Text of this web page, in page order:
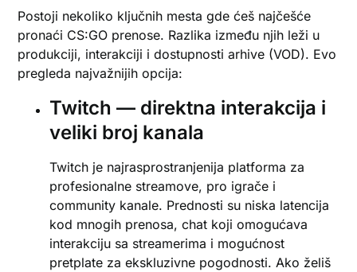
Postoji nekoliko ključnih mesta gde ćeš najčešće
pronaći CS:GO prenose. Razlika između njih leži u
produkciji, interakciji i dostupnosti arhive (VOD). Evo
pregleda najvažnijih opcija:
Twitch — direktna interakcija i
veliki broj kanala
Twitch je najrasprostranjenija platforma za
profesionalne streamove, pro igrače i
community kanale. Prednosti su niska latencija
kod mnogih prenosa, chat koji omogućava
interakciju sa streamerima i mogućnost
pretplate za ekskluzivne pogodnosti. Ako želiš